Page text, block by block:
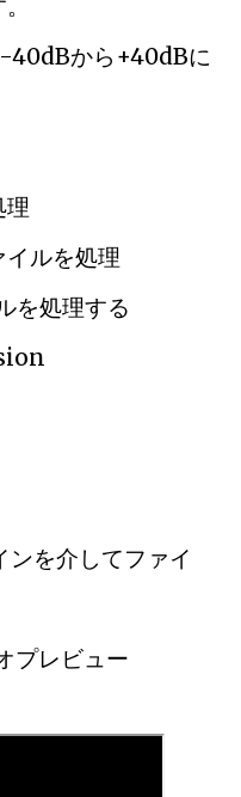
40dBから+40dBに
理
ルを処理
を処理する
を介してファイ
プレビュー